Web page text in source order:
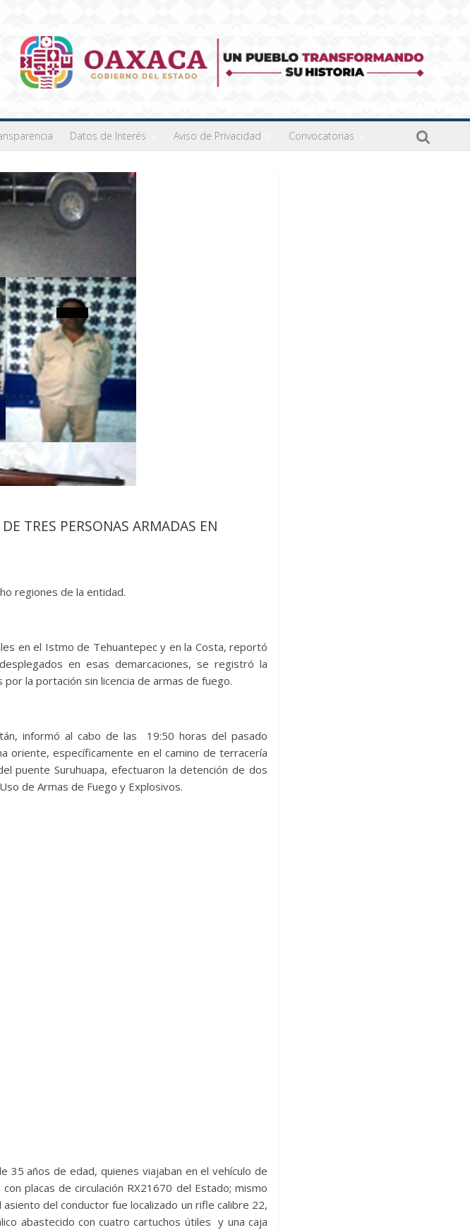
Datos de Interés Aviso de Privacidad Convocatorias
TRES PERSONAS ARMADAS EN
regiones de la entidad.
en el Istmo de Tehuantepec y en la Costa, reportó
en esas demarcaciones, se registró la
la portación sin licencia de armas de fuego.
informó al cabo de las 19:50 horas del pasado
oriente, específicamente en el camino de terracería
puente Suruhuapa, efectuaron la detención de dos
de Armas de Fuego y Explosivos.
35 años de edad, quienes viajaban en el vehículo de
placas de circulación RX21670 del Estado; mismo
del conductor fue localizado un rifle calibre 22,
abastecido con cuatro cartuchos útiles y una caja